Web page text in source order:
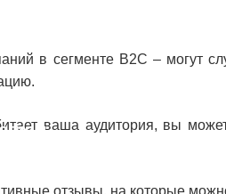
в сегменте B2C – могут
ваша аудитория, вы
отзывы, на которые